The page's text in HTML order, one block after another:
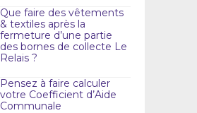
Que faire des vêtements
& textiles après la
fermeture d’une partie
des bornes de collecte Le
Relais ?
Pensez à faire calculer
votre Coefficient d’Aide
Communale